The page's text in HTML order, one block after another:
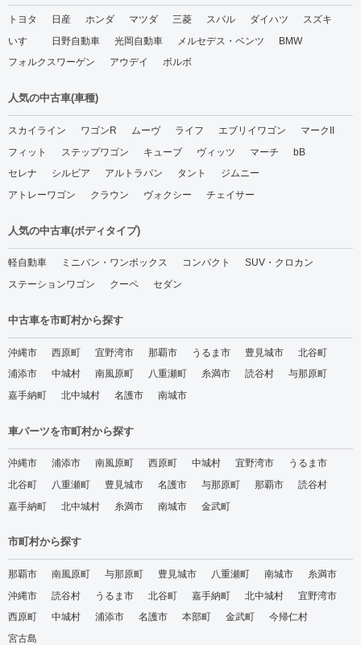
トヨタ 日産 ホンダ マツダ 三菱 スバル ダイハツ
スズキ
いすゞ
日野自動車 光岡自動車 メルセデス・ベンツ
BMW
フォルクスワーゲン
アウデイ ボルボ
人気の中古車(車種)
スカイライン ワゴンR ムーヴ ライフ エブリイワゴン
マークII
フィット
ステップワゴン キューブ ヴィッツ マーチ
bB
セレナ
シルビア アルトラパン タント
ジムニー
アトレーワゴン
クラウン ヴォクシー チェイサー
人気の中古車(ボディタイプ)
軽自動車 ミニバン・ワンボックス コンパクト
SUV・クロカン
ステーションワゴン
クーペ セダン
中古車を市町村から探す
沖縄市 西原町 宜野湾市 那覇市 うるま市 豊見城市
北谷町
浦添市
中城村 南風原町 八重瀬町 糸満市 読谷村
与那原町
嘉手納町
北中城村 名護市 南城市
車パーツを市町村から探す
沖縄市 浦添市 南風原町 西原町 中城村 宜野湾市
うるま市
北谷町
八重瀬町 豊見城市 名護市 与那原町 那覇市
読谷村
嘉手納町
北中城村 糸満市 南城市 金武町
市町村から探す
那覇市 南風原町 与那原町 豊見城市 八重瀬町 南城市
糸満市
沖縄市
読谷村 うるま市 北谷町 嘉手納町 北中城村
宜野湾市
西原町
中城村 浦添市 名護市 本部町 金武町
今帰仁村
宮古島